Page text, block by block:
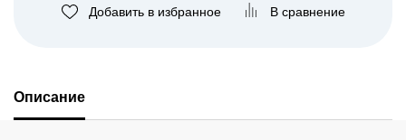
Добавить в избранное В сравнение
Описание